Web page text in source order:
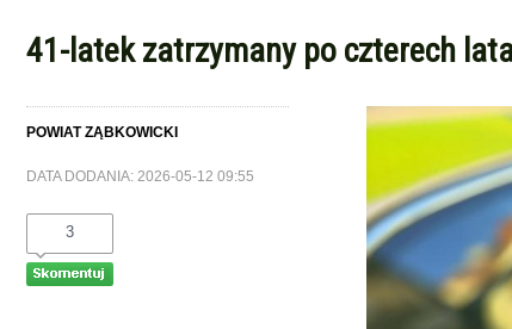
41-latek zatrzymany po czterech
POWIAT ZĄBKOWICKI
DATA DODANIA: 2026-05-12 09:55
3